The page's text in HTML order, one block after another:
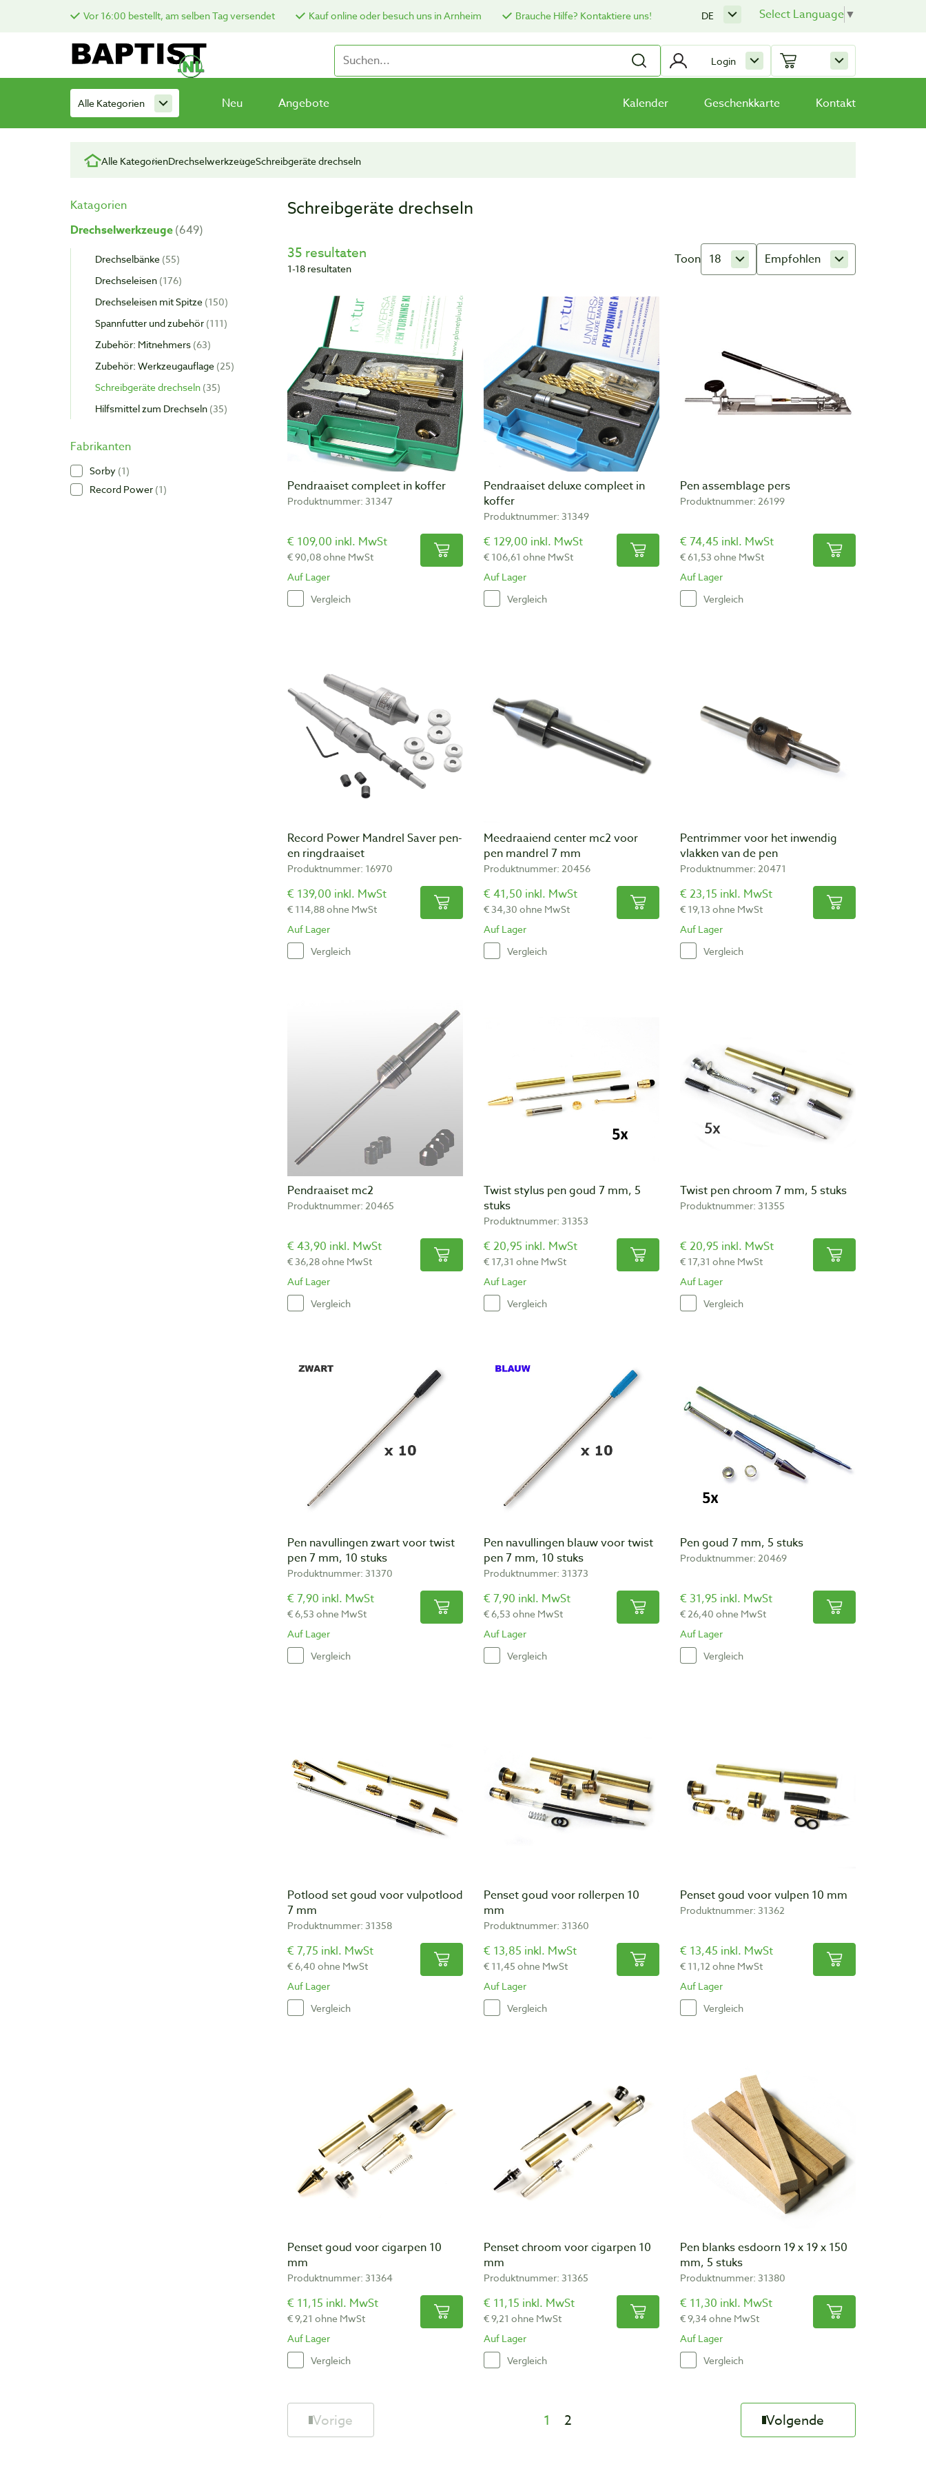
Vor 16:00 bestellt, am selben Tag versendet Kauf online oder besuch uns in Arnheim Brauche Hilfe? Kontaktiere uns! Select Language▼
DE
Login
Alle Kategorien Neu Angebote Kalender Geschenkkarte Kontakt
Alle KategorienDrechselwerkzeugeSchreibgeräte drechseln
Katagorien
Drechselwerkzeuge 649
Drechselbänke 55
Drechseleisen 176
Drechseleisen mit Spitze 150
Spannfutter und zubehör 111
Zubehör: Mitnehmers 63
Zubehör: Werkzeugauflage 25
Schreibgeräte drechseln 35
Hilfsmittel zum Drechseln 35
Fabrikanten
Sorby 1
Record Power 1
Schreibgeräte drechseln
35 resultaten
1-18 resultaten
Toon 18 Empfohlen
Pendraaiset compleet in koffer
Produktnummer: 31347
€ 109,00 inkl. MwSt
€ 90,08 ohne MwSt
Auf Lager
Vergleich
Pendraaiset deluxe compleet in
koffer
Produktnummer: 31349
€ 129,00 inkl. MwSt
€ 106,61 ohne MwSt
Auf Lager
Vergleich
Pen assemblage pers
Produktnummer: 26199
€ 74,45 inkl. MwSt
€ 61,53 ohne MwSt
Auf Lager
Vergleich
Record Power Mandrel Saver pen-
en ringdraaiset
Produktnummer: 16970
€ 139,00 inkl. MwSt
€ 114,88 ohne MwSt
Auf Lager
Vergleich
Meedraaiend center mc2 voor
pen mandrel 7 mm
Produktnummer: 20456
€ 41,50 inkl. MwSt
€ 34,30 ohne MwSt
Auf Lager
Vergleich
Pentrimmer voor het inwendig
vlakken van de pen
Produktnummer: 20471
€ 23,15 inkl. MwSt
€ 19,13 ohne MwSt
Auf Lager
Vergleich
Pendraaiset mc2
Produktnummer: 20465
€ 43,90 inkl. MwSt
€ 36,28 ohne MwSt
Auf Lager
Vergleich
Twist stylus pen goud 7 mm, 5
stuks
Produktnummer: 31353
€ 20,95 inkl. MwSt
€ 17,31 ohne MwSt
Auf Lager
Vergleich
Twist pen chroom 7 mm, 5 stuks
Produktnummer: 31355
€ 20,95 inkl. MwSt
€ 17,31 ohne MwSt
Auf Lager
Vergleich
Pen navullingen zwart voor twist
pen 7 mm, 10 stuks
Produktnummer: 31370
€ 7,90 inkl. MwSt
€ 6,53 ohne MwSt
Auf Lager
Vergleich
Pen navullingen blauw voor twist
pen 7 mm, 10 stuks
Produktnummer: 31373
€ 7,90 inkl. MwSt
€ 6,53 ohne MwSt
Auf Lager
Vergleich
Pen goud 7 mm, 5 stuks
Produktnummer: 20469
€ 31,95 inkl. MwSt
€ 26,40 ohne MwSt
Auf Lager
Vergleich
Potlood set goud voor vulpotlood
7 mm
Produktnummer: 31358
€ 7,75 inkl. MwSt
€ 6,40 ohne MwSt
Auf Lager
Vergleich
Penset goud voor rollerpen 10
mm
Produktnummer: 31360
€ 13,85 inkl. MwSt
€ 11,45 ohne MwSt
Auf Lager
Vergleich
Penset goud voor vulpen 10 mm
Produktnummer: 31362
€ 13,45 inkl. MwSt
€ 11,12 ohne MwSt
Auf Lager
Vergleich
Penset goud voor cigarpen 10
mm
Produktnummer: 31364
€ 11,15 inkl. MwSt
€ 9,21 ohne MwSt
Auf Lager
Vergleich
Penset chroom voor cigarpen 10
mm
Produktnummer: 31365
€ 11,15 inkl. MwSt
€ 9,21 ohne MwSt
Auf Lager
Vergleich
Pen blanks esdoorn 19 x 19 x 150
mm, 5 stuks
Produktnummer: 31380
€ 11,30 inkl. MwSt
€ 9,34 ohne MwSt
Auf Lager
Vergleich
Vorige 1 2 Volgende